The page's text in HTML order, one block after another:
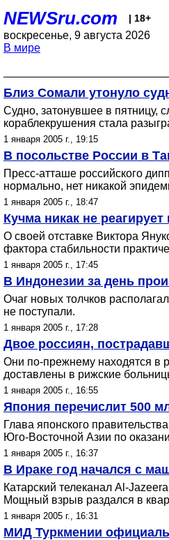
NEWSru.com | 18+
воскресенье, 9 августа 2026
В мире
Близ Сомали утонуло
Судно, затонувшее в пятницу,
кораблекрушения стала
1 января 2005 г., 19:15
В посольстве России в
Пресс-атташе российского
нормально, нет никакой
1 января 2005 г., 18:47
Кучма никак не
О своей отставке Виктора
фактора стабильности
1 января 2005 г., 17:45
В Индонезии за день
Очаг новых толчков
не поступали.
1 января 2005 г., 17:28
Двое россиян,
Они по-прежнему находятся в
доставлены в рижские
1 января 2005 г., 16:55
Япония перечислит 500
Глава японского
Юго-Восточной Азии по
1 января 2005 г., 16:37
В Ираке год начался с
Катарский телеканал Al-
Мощный взрыв раздался в
1 января 2005 г., 16:31
МИД Туркмении